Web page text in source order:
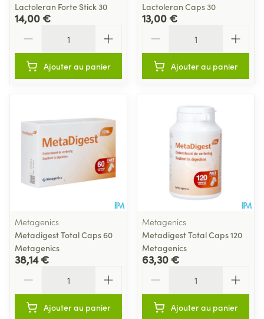
Lactoleran Forte Stick 30
14,00 €
Ajouter au panier
Lactoleran Caps 30
13,00 €
Ajouter au panier
Metagenics
Metadigest Total Caps 60
Metagenics
38,14 €
Ajouter au panier
Metagenics
Metadigest Total Caps 120
Metagenics
63,30 €
Ajouter au panier